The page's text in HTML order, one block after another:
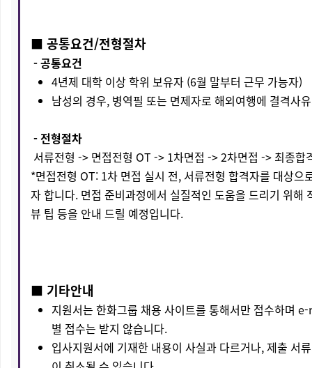
■ 공통요건/전형절차
- 공통요건
4년제 대학 이상 학위 보유자 (6월 말부터 근무 가능자)
남성의 경우, 병역필 또는 면제자로 해외여행에 결격사
- 전형절차
서류전형 -> 면접전형 OT -> 1차면접 -> 2차면접 -> 최종합
*면접전형 OT: 1차 면접 실시 전, 서류전형 합격자를 대상으
자 합니다. 면접 준비과정에서 실질적인 도움을 드리기 위해
뷰 팁 등을 안내 드릴 예정입니다.
■ 기타안내
지원서는 한화그룹 채용 사이트를 통해서만 접수하며
별 접수는 받지 않습니다.
입사지원서에 기재한 내용이 사실과 다르거나, 제출 서